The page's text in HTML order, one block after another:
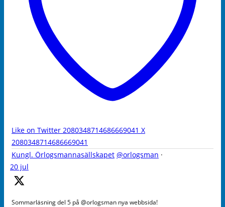
Like on Twitter 2080348714686669041 X
2080348714686669041
Kungl. Örlogsmannasällskapet @orlogsman ·
20 jul
Sommarläsning del 5 på @orlogsman nya webbsida!